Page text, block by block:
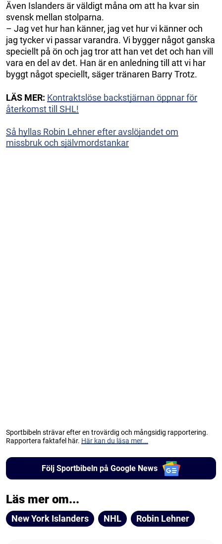
Även Islanders är väldigt måna om att ha kvar sin
svensk mellan stolparna.
– Jag vet hur han känner, jag vet hur vi känner och
jag tycker vi passar varandra. Vi bygger något ganska
speciellt på ön och jag tror att han vet det och han vill
vara en del av det. Han är en anledning till att vi har
byggt något speciellt, säger tränaren Barry Trotz.
LÄS MER: Kontraktslöse backstjärnan öppnar för
återkomst till SHL!
Så hyllas Robin Lehner efter avslöjandet om
missbruk och självmordstankar
Sportbibeln strävar efter en trovärdig och mångsidig rapportering.
Rapportera faktafel här. Här kan du läsa mer...
Följ Sportbibeln på Google News
Läs mer om...
New York Islanders NHL Robin Lehner